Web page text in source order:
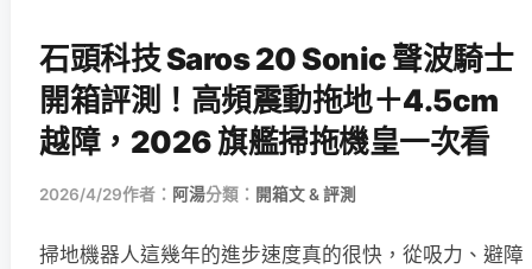
石頭科技 Saros 20 Sonic 聲波騎士
開箱評測！高頻震動拖地＋4.5cm
越障，2026 旗艦掃拖機皇一次看
2026/4/29作者： 阿湯分類： 開箱文 & 評測
掃地機器人這幾年的進步速度真的很快，從吸力、避障